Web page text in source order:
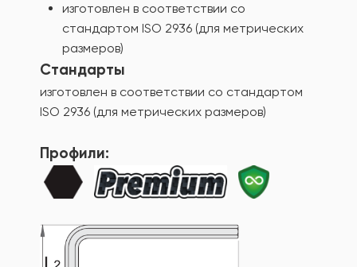
изготовлен в соответствии со
стандартом ISO 2936 (для метрических
размеров)
Стандарты
изготовлен в соответствии со стандартом
ISO 2936 (для метрических размеров)
Профили: